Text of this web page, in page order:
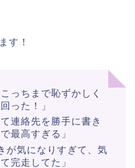
す！
っちまで恥ずかしく
った！」
連絡先を勝手に書き
最高すぎる」
が気になりすぎて、気
完走してた」